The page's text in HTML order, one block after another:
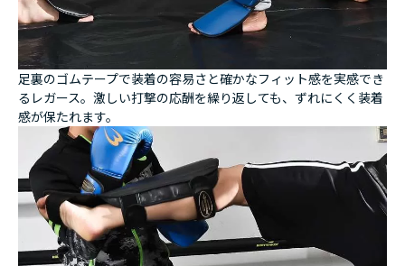
足裏のゴムテープで装着の容易さと確かなフィット感を実感でき
るレガース。激しい打撃の応酬を繰り返しても、ずれにくく装着
感が保たれます。